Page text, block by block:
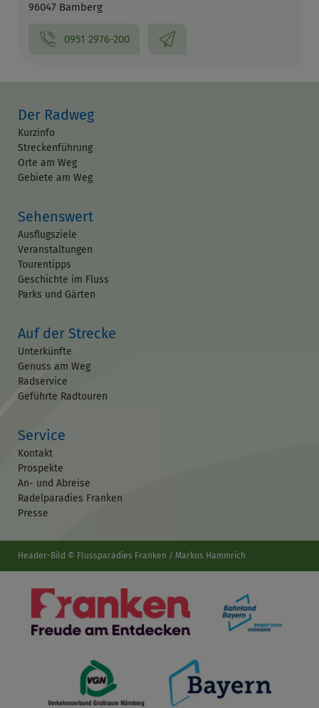
96047 Bamberg
0951 2976-200
Der Radweg
Kurzinfo
Streckenführung
Orte am Weg
Gebiete am Weg
Sehenswert
Ausflugsziele
Veranstaltungen
Tourentipps
Geschichte im Fluss
Parks und Gärten
Auf der Strecke
Unterkünfte
Genuss am Weg
Radservice
Geführte Radtouren
Service
Kontakt
Prospekte
An- und Abreise
Radelparadies Franken
Presse
Header-Bild © Flussparadies Franken / Markus Hammrich